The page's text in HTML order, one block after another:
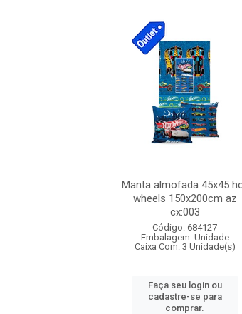
Manta almofada 45x45
wheels 150x200cm az
cx:003
Código: 684127
Embalagem: Unidade
Caixa Com: 3 Unidade(s)
Faça seu login ou
cadastre-se para
comprar.